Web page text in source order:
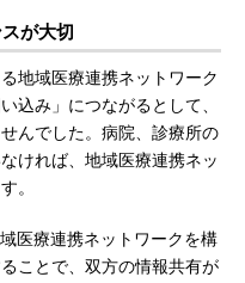
が大切
地域医療連携ネットワーク
込み」につながるとして、
んでした。病院、診療所の
ければ、地域医療連携ネッ
。
医療連携ネットワークを構
ことで、双方の情報共有が